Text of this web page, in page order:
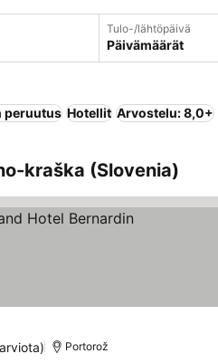
Tulo-/lähtöpäivä
Päivämäärät
peruutus Hotellit Arvostelu: 8,0+
kraška (Slovenia)
Portorož